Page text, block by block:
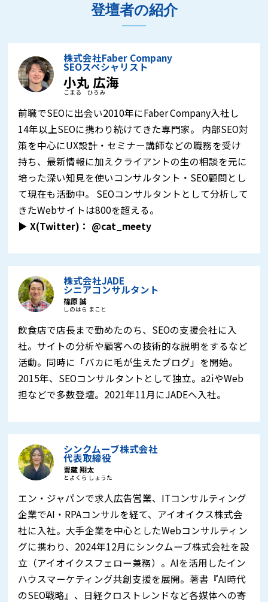
登壇者の紹介
株式会社Faber Company
SEOスペシャリスト
小丸 広海
こまる ひろみ
前職でSEOに出会い2010年にFaber Company入社し
14年以上SEOに携わり続けてきた専門家。 内部SEO対
策を中心にUX設計・セミナー講師などの職務を受け
持ち、最新情報に加えクライアントの生の相談を元に
培った深い知見を使いコンサルタント・SEO顧問とし
て現在も活動中。 SEOコンサルタントとして分析して
きたWebサイトは800を超える。
▶︎ X(Twitter)： @cat_meety
株式会社JADE
シニアコンサルタント
篠原 誠
しのはら まこと
飲食店で店長まで勤めたのち、SEOの支援会社に入
社。サイトの分析や顧客への技術的な説明をするなど
活動。同時に「バカに毛が生えたブログ」を開始。
2015年、SEOコンサルタントとして独立。a2iやWeb
担などで多数登壇。2021年11月にJADEへ入社。
シンクムーブ株式会社
代表取締役
豊藏 翔太
とよくら しょうた
エン・ジャパンで求人広告営業、ITコンサルティング
企業でAI・RPAコンサルを経て、アイオイクス株式会
社に入社。大手企業を中心としたWebコンサルティン
グに携わり、2024年12月にシンクムーブ株式会社を設
立（アイオイクスフェロー兼務）。AIを活用したイン
ハウスマーケティング共創支援を展開。著書『AI時代
のSEO戦略』、日経クロストレンドなど各媒体への寄